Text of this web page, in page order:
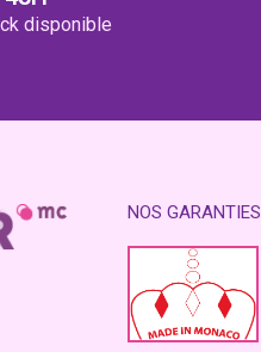
disponible
NOS GARANTIES